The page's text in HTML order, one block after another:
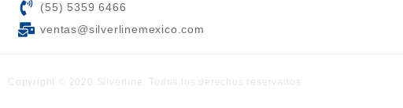
(55) 5359 6466
ventas@silverlinemexico.com
Copyright © 2020 Silverline. Todos los derechos reservados